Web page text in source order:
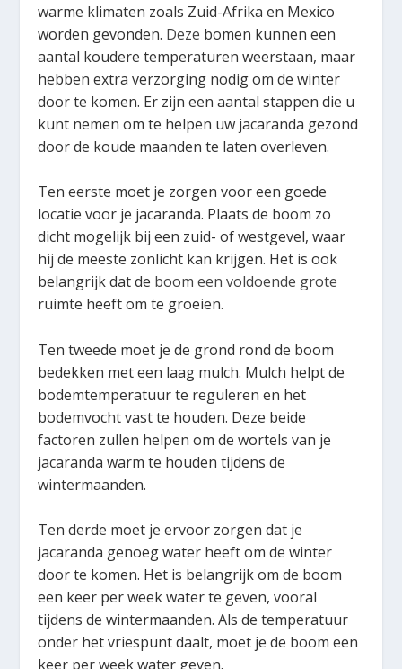
warme klimaten zoals Zuid-Afrika en Mexico
worden gevonden. Deze bomen kunnen een
aantal koudere temperaturen weerstaan, maar
hebben extra verzorging nodig om de winter
door te komen. Er zijn een aantal stappen die u
kunt nemen om te helpen uw jacaranda gezond
door de koude maanden te laten overleven.
Ten eerste moet je zorgen voor een goede
locatie voor je jacaranda. Plaats de boom zo
dicht mogelijk bij een zuid- of westgevel, waar
hij de meeste zonlicht kan krijgen. Het is ook
belangrijk dat de boom een voldoende grote
ruimte heeft om te groeien.
Ten tweede moet je de grond rond de boom
bedekken met een laag mulch. Mulch helpt de
bodemtemperatuur te reguleren en het
bodemvocht vast te houden. Deze beide
factoren zullen helpen om de wortels van je
jacaranda warm te houden tijdens de
wintermaanden.
Ten derde moet je ervoor zorgen dat je
jacaranda genoeg water heeft om de winter
door te komen. Het is belangrijk om de boom
een keer per week water te geven, vooral
tijdens de wintermaanden. Als de temperatuur
onder het vriespunt daalt, moet je de boom een
keer per week water geven.